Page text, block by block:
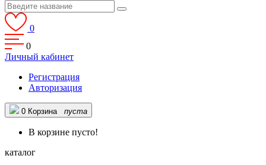
0
0
Личный кабинет
Регистрация
Авторизация
0 Корзина пуста
В корзине пусто!
каталог